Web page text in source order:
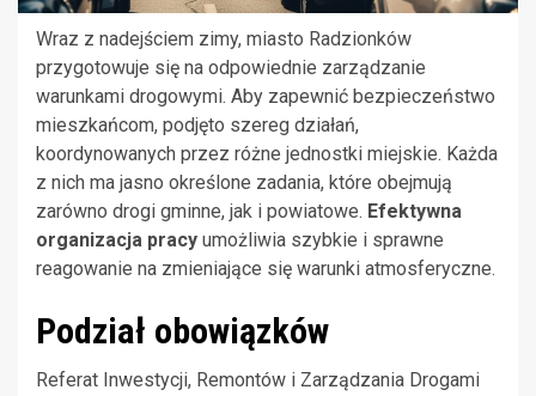
Wraz z nadejściem zimy, miasto Radzionków
przygotowuje się na odpowiednie zarządzanie
warunkami drogowymi. Aby zapewnić bezpieczeństwo
mieszkańcom, podjęto szereg działań,
koordynowanych przez różne jednostki miejskie. Każda
z nich ma jasno określone zadania, które obejmują
zarówno drogi gminne, jak i powiatowe. Efektywna
organizacja pracy umożliwia szybkie i sprawne
reagowanie na zmieniające się warunki atmosferyczne.
Podział obowiązków
Referat Inwestycji, Remontów i Zarządzania Drogami